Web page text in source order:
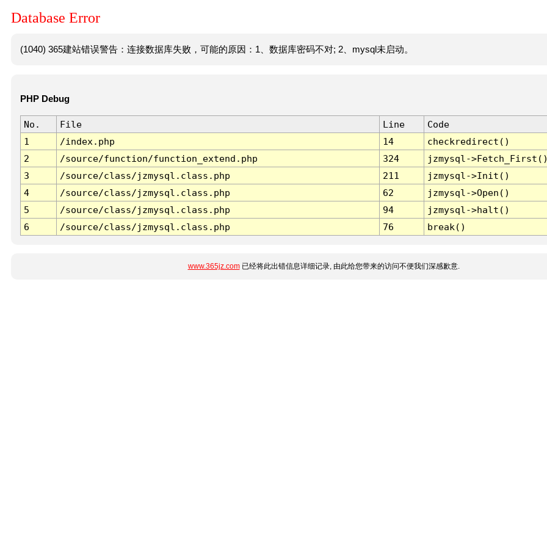
Database Error
(1040) 365建站错误警告：连接数据库失败，可能的原因：1、数据库密码不对; 2、mysql未启动。
PHP Debug
No. File Line
Code
1
/index.php 14
checkredirect()
2
/source/function/function_extend.php 324
jzmysql-
3
/source/class/jzmysql.class.php 211
jzmysql->Init()
4
/source/class/jzmysql.class.php 62
jzmysql->Open()
5
/source/class/jzmysql.class.php 94
jzmysql->halt()
6
/source/class/jzmysql.class.php 76 break()
www.365jz.com已经将此出错信息详细记录, 由此给您带来的访问不便我们深感歉意.